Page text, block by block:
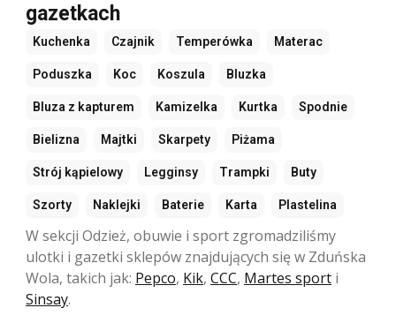
gazetkach
Kuchenka Czajnik Temperówka Materac
Poduszka Koc Koszula Bluzka
Bluza z kapturem Kamizelka Kurtka Spodnie
Bielizna Majtki Skarpety Piżama
Strój kąpielowy Legginsy Trampki Buty
Szorty Naklejki Baterie Karta Plastelina
W sekcji Odzież, obuwie i sport zgromadziliśmy
ulotki i gazetki sklepów znajdujących się w Zduńska
Wola, takich jak: Pepco, Kik, CCC, Martes sport i
Sinsay.